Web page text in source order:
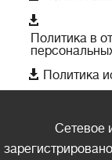

Политика в
 Политика
Сетевое